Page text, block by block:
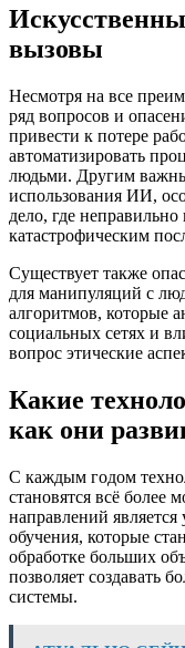
вызовы
Несмотря на все
ряд вопросов и
привести к потере
автоматизировать
людьми. Другим
использования ИИ,
дело, где
катастрофическим
Существует также
для манипуляций с
алгоритмов, которые
социальных сетях и
вопрос этические
Какие
как они
С каждым годом
становятся всё
направлений
обучения, которые
обработке больших
позволяет создавать
системы.